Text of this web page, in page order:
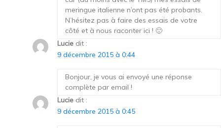
meringue italienne n’ont pas été probants.
N’hésitez pas à faire des essais de votre
côté et à nous raconter ici ! 🙂
Lucie dit :
9 décembre 2015 à 0:44
Bonjour, je vous ai envoyé une réponse
complète par email !
Lucie dit :
9 décembre 2015 à 0:45